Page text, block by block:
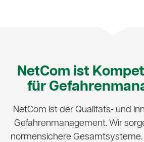
NetCom ist
für
NetCom ist der Qualitäts- und
Gefahren­management. Wir
normensichere Gesamtsysteme.